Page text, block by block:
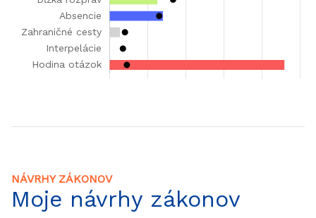
NÁVRHY ZÁKONOV
Moje návrhy zákonov